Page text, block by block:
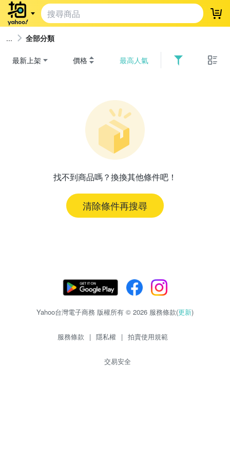
登
全部分類
最新上架 價格 最高人氣
找不到商品嗎？換換其他條件吧！
清除條件再搜尋
Yahoo台灣電子商務 版權所有 © 2026 服務條款(更新)
服務條款 | 隱私權 | 拍賣使用規範
交易安全